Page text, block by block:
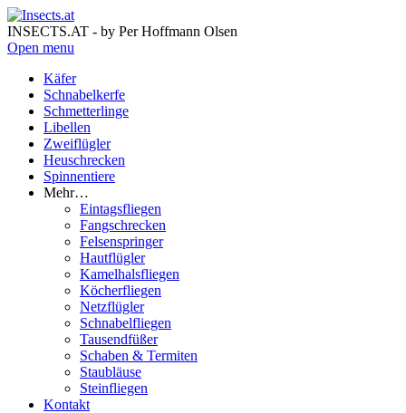
INSECTS.AT - by Per Hoffmann Olsen
Open menu
Käfer
Schnabelkerfe
Schmetterlinge
Libellen
Zweiflügler
Heuschrecken
Spinnentiere
Mehr…
Eintagsfliegen
Fangschrecken
Felsenspringer
Hautflügler
Kamelhalsfliegen
Köcherfliegen
Netzflügler
Schnabelfliegen
Tausendfüßer
Schaben & Termiten
Staubläuse
Steinfliegen
Kontakt